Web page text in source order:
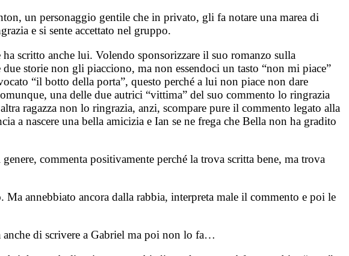
un personaggio gentile che in privato, gli fa notare una marea di
e si sente accettato nel gruppo.
scritto anche lui. Volendo sponsorizzare il suo romanzo sulla
storie non gli piacciono, ma non essendoci un tasto “non mi piace”
“il botto della porta”, questo perché a lui non piace non dare
una delle due autrici “vittima” del suo commento lo ringrazia
ragazza non lo ringrazia, anzi, scompare pure il commento legato alla
a nascere una bella amicizia e Ian se ne frega che Bella non ha gradito
commenta positivamente perché la trova scritta bene, ma trova
annebbiato ancora dalla rabbia, interpreta male il commento e poi le
anche di scrivere a Gabriel ma poi non lo fa…